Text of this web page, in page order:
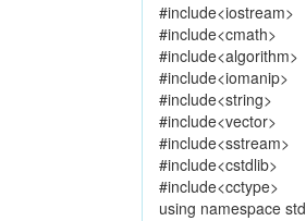
#include<iostream>
#include<cmath>
#include<algorithm>
#include<iomanip>
#include<string>
#include<vector>
#include<sstream>
#include<cstdlib>
#include<cctype>
using namespace